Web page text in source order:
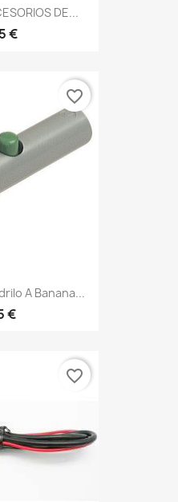
DE...
€
A Banana...
€
favorite_border
favorite_border